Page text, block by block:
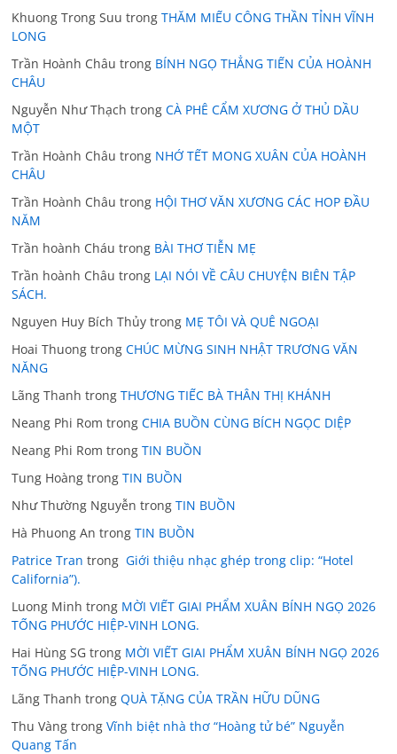
Khuong Trong Suu trongTHĂM MIẾU CÔNG THẦN TỈNH VĨNH
LONG
Trần Hoành Châu trong BÍNH NGỌ THẲNG TIẾN CỦA HOÀNH
CHÂU
Nguyễn Như Thạch trongCÀ PHÊ CẨM XƯƠNG Ở THỦ DẦU
MỘT
Trần Hoành Châu trong NHỚ TẾT MONG XUÂN CỦA HOÀNH
CHÂU
Trần Hoành Châu trong HỘI THƠ VĂN XƯƠNG CÁC HOP ĐẦU
NĂM
Trần hoành Cháu trong BÀI THƠ TIỄN MẸ
Trần hoành Châu trong LẠI NÓI VỀ CÂU CHUYỆN BIÊN TẬP
SÁCH.
Nguyen Huy Bích Thủy trong MẸ TÔI VÀ QUÊ NGOẠI
Hoai Thuong trongCHÚC MỪNG SINH NHẬT TRƯƠNG VĂN
NĂNG
Lãng Thanh trongTHƯƠNG TIẾC BÀ THÂN THỊ KHÁNH
Neang Phi Rom trongCHIA BUỒN CÙNG BÍCH NGỌC DIỆP
Neang Phi Rom trongTIN BUỒN
Tung Hoàng trongTIN BUỒN
Như Thường Nguyễn trongTIN BUỒN
Hà Phuong An trongTIN BUỒN
Patrice Tran trong Giới thiệu nhạc ghép trong clip: “Hotel
California”).
Luong Minh trong MỜI VIẾT GIAI PHẨM XUÂN BÍNH NGỌ 2026
TỐNG PHƯỚC HIỆP-VINH LONG.
Hai Hùng SG trong MỜI VIẾT GIAI PHẨM XUÂN BÍNH NGỌ 2026
TỐNG PHƯỚC HIỆP-VINH LONG.
Lãng Thanh trongQUÀ TẶNG CỦA TRẦN HỮU DŨNG
Thu Vàng trongVĩnh biệt nhà thơ “Hoàng tử bé” Nguyễn
Quang Tấn